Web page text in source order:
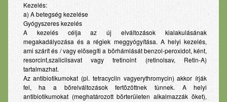
Pályázat
Elérhetőség
Kezelés:
a) A betegség kezelése
Gyógyszeres kezelés
A kezelés célja az új elváltozások kialakulásának
megakadályozása és a régiek meggyógyítása. A helyi kezelés,
ami szárít és / vagy elõsegíti a bõrhámlását benzol-peroxidot, ként,
resorcint,szalicilsavat vagy tretinoint (retinolsav, Retin-A)
tartalmazhat.
Az antibiotikumokat (pl. tetracyclin vagyerythromycin) akkor írják
fel, ha a bõrelváltozások fertõzöttnek tûnnek. A helyi
antibiotikumokat (meghatározott bõrterületen alkalmazzák õket),